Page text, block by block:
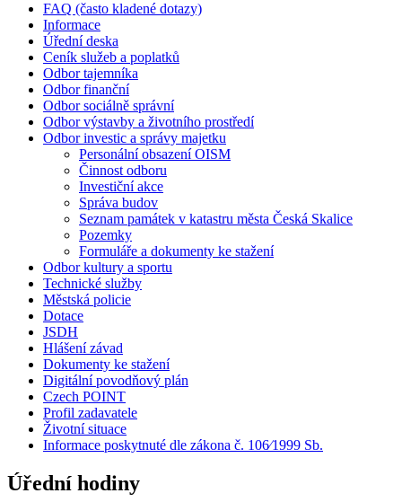
FAQ (často kladené dotazy)
Informace
Úřední deska
Ceník služeb a poplatků
Odbor tajemníka
Odbor finanční
Odbor sociálně správní
Odbor výstavby a životního prostředí
Odbor investic a správy majetku
Personální obsazení OISM
Činnost odboru
Investiční akce
Správa budov
Seznam památek v katastru města Česká Skalice
Pozemky
Formuláře a dokumenty ke stažení
Odbor kultury a sportu
Technické služby
Městská policie
Dotace
JSDH
Hlášení závad
Dokumenty ke stažení
Digitální povodňový plán
Czech POINT
Profil zadavatele
Životní situace
Informace poskytnuté dle zákona č. 106⁄1999 Sb.
Úřední hodiny